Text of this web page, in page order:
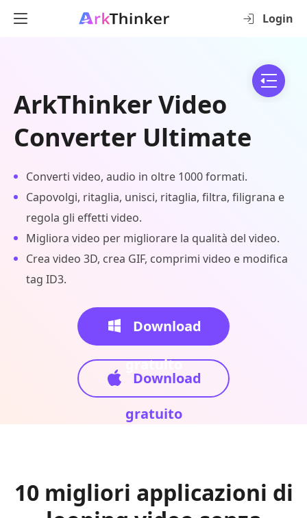
Login
ArkThinker Video
Converter Ultimate
Converti video, audio in oltre 1000 formati.
Capovolgi, ritaglia, unisci, ritaglia, filtra, filigrana e
regola gli effetti video.
Migliora video per migliorare la qualità del video.
Crea video 3D, crea GIF, comprimi video e modifica
tag ID3.
Download
gratuito
Download
gratuito
10 migliori applicazioni di